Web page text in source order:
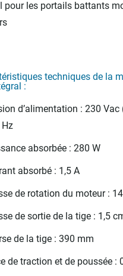
pour les portails battants
techniques de la
:
d’alimentation : 230 Vac
absorbée : 280 W
absorbé : 1,5 A
de rotation du moteur :
de sortie de la tige : 1,5
de la tige : 390 mm
de traction et de poussée :